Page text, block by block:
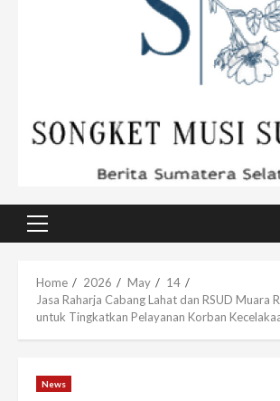
Primary
Home 2026 May
14
Jasa Raharja Cabang Lahat dan RSUD Muara
untuk Tingkatkan Pelayanan Korban
News